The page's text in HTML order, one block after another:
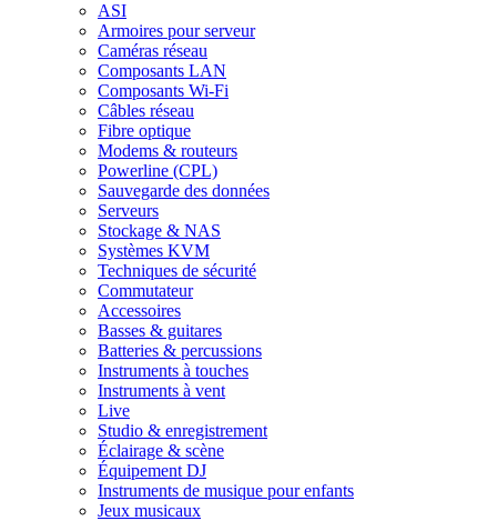
ASI
Armoires pour serveur
Caméras réseau
Composants LAN
Composants Wi-Fi
Câbles réseau
Fibre optique
Modems & routeurs
Powerline (CPL)
Sauvegarde des données
Serveurs
Stockage & NAS
Systèmes KVM
Techniques de sécurité
Commutateur
Accessoires
Basses & guitares
Batteries & percussions
Instruments à touches
Instruments à vent
Live
Studio & enregistrement
Éclairage & scène
Équipement DJ
Instruments de musique pour enfants
Jeux musicaux